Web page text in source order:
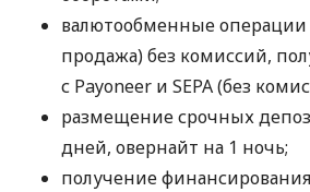
валютообменные операции
продажа) без комиссий,
с Payoneer и SEPA (без
размещение срочных
дней, овернайт на 1 ночь;
получение